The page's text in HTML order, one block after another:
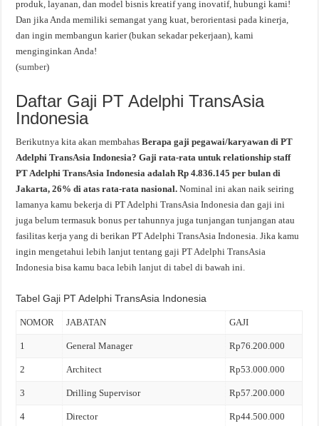
produk, layanan, dan model bisnis kreatif yang inovatif, hubungi kami!
Dan jika Anda memiliki semangat yang kuat, berorientasi pada kinerja,
dan ingin membangun karier (bukan sekadar pekerjaan), kami
menginginkan Anda!
(sumber)
Daftar Gaji PT Adelphi TransAsia
Indonesia
Berikutnya kita akan membahasBerapa gaji pegawai/karyawan di PT
Adelphi TransAsia Indonesia? Gaji rata-rata untuk relationship staff
PT Adelphi TransAsia Indonesia adalah Rp 4.836.145 per bulan di
Jakarta, 26% di atas rata-rata nasional.Nominal ini akan naik seiring
lamanya kamu bekerja di PT Adelphi TransAsia Indonesia dan gaji ini
juga belum termasuk bonus per tahunnya juga tunjangan tunjangan atau
fasilitas kerja yang di berikan PT Adelphi TransAsia Indonesia. Jika kamu
ingin mengetahui lebih lanjut tentang gaji PT Adelphi TransAsia
Indonesia bisa kamu baca lebih lanjut di tabel di bawah ini.
Tabel Gaji PT Adelphi TransAsia Indonesia
NOMOR JABATAN GAJI
1 General Manager Rp76.200.000
2 Architect Rp53.000.000
3 Drilling Supervisor Rp57.200.000
4 Director Rp44.500.000